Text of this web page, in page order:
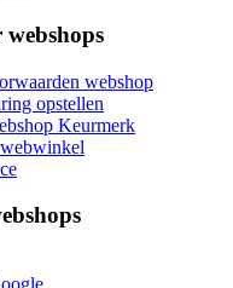
webshop
opstellen
Keurmerk